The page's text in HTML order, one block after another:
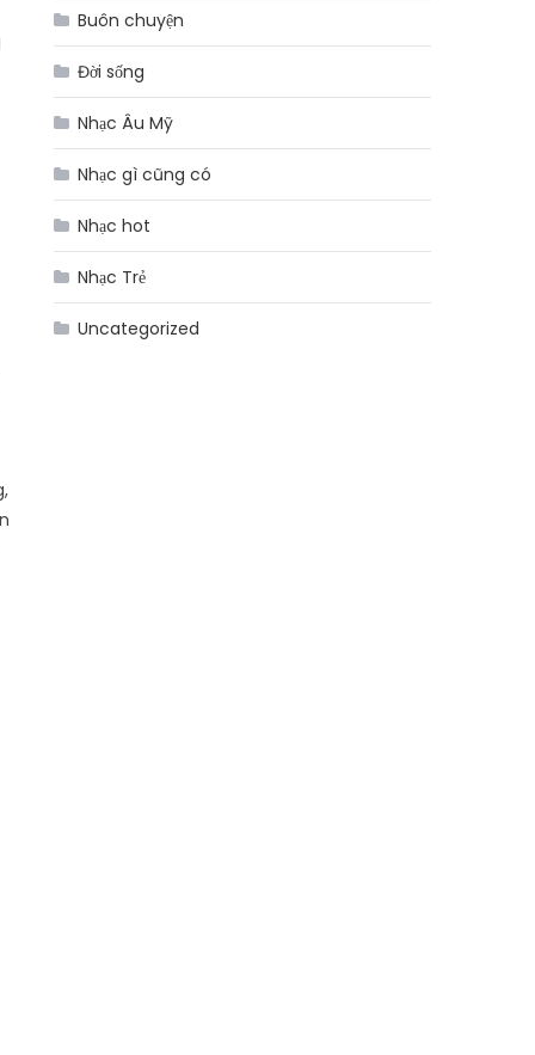
Buôn chuyện
Đời sống
Nhạc Âu Mỹ
Nhạc gì cũng có
Nhạc hot
Nhạc Trẻ
Uncategorized